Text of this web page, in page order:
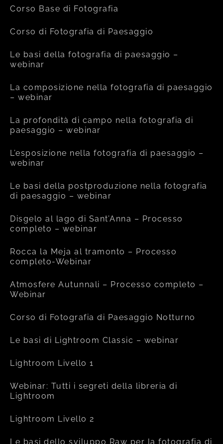
Corso Base di Fotografia
Corso di Fotografia di Paesaggio
Le basi della fotografia di paesaggio –
webinar
La composizione nella fotografia di paesaggio
– webinar
La profondità di campo nella fotografia di
paesaggio – webinar
L’esposizione nella fotografia di paesaggio –
webinar
Le basi della postproduzione nella fotografia
di paesaggio – webinar
Disgelo al lago di Sant’Anna – Processo
completo – webinar
Rocca la Meja al tramonto – Processo
completo-Webinar
Atmosfere Autunnali – Processo completo –
Webinar
Corso di Fotografia di Paesaggio Notturno
Le basi di Lightroom Classic – webinar
Lightroom Livello 1
Webinar: Tutti i segreti della libreria di
Lightroom
Lightroom Livello 2
Le basi dello sviluppo Raw per la fotografia di